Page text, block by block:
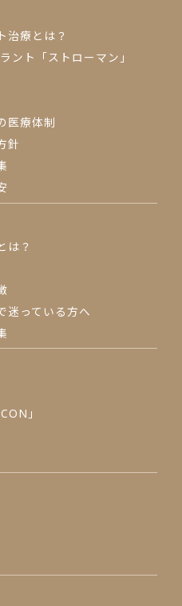
治療とは？
ント「ストローマン」
医療体制
針
は？
迷っている方へ
」